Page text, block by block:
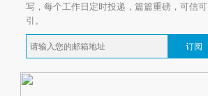
写，每个工作日定时投递，篇篇重磅，可信可
引。
订阅